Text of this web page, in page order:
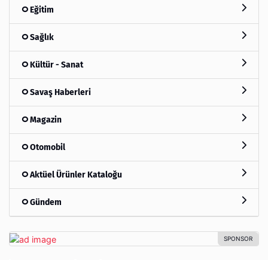
Eğitim
Sağlık
Kültür - Sanat
Savaş Haberleri
Magazin
Otomobil
Aktüel Ürünler Kataloğu
Gündem